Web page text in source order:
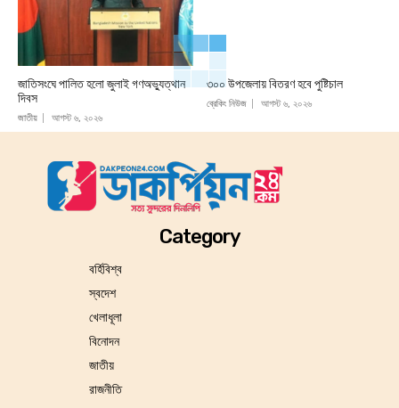
জাতিসংঘে পালিত হলো জুলাই গণঅভ্যুত্থান
দিবস
জাতীয় আগস্ট ৬, ২০২৬
৩০০ উপজেলায় বিতরণ হবে পুষ্টিচাল
ব্রেকিং নিউজ আগস্ট ৬, ২০২৬
Category
বর্হিবিশ্ব
স্বদেশ
খেলাধূলা
বিনোদন
জাতীয়
রাজনীতি